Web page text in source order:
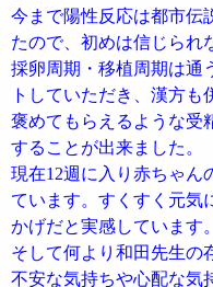
今まで陽性反応は都市伝
たので、初めは信じられ
採卵周期・移植周期は通
トしていただき、漢方
褒めてもらえるような受
することが出来ました。
現在12週に入り赤ちゃん
ています。すくすく元気
かげだと実感しています。
そして何より和田先生の
不安な気持ちや心配な気